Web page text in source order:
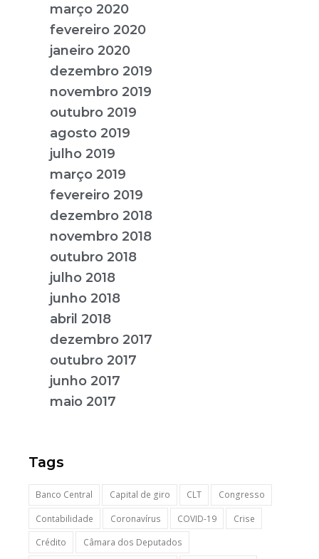
março 2020
fevereiro 2020
janeiro 2020
dezembro 2019
novembro 2019
outubro 2019
agosto 2019
julho 2019
março 2019
fevereiro 2019
dezembro 2018
novembro 2018
outubro 2018
julho 2018
junho 2018
abril 2018
dezembro 2017
outubro 2017
junho 2017
maio 2017
Tags
Banco Central Capital de giro CLT
Congresso
Contabilidade
Coronavírus COVID-19
Crise
Crédito
Câmara dos Deputados